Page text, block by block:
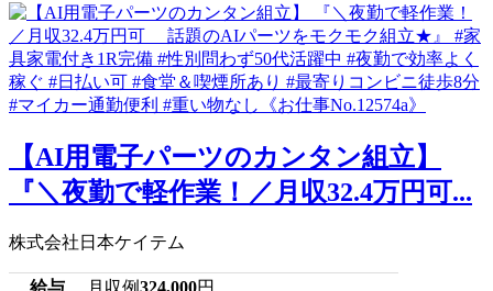
【AI用電子パーツのカンタン組立】
『＼夜勤で軽作業！／月収32.4万円可...
株式会社日本ケイテム
給与 月収例324,000円